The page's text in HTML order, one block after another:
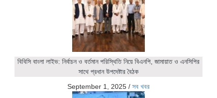
বিবিসি বাংলা লাইভ: নির্বাচন ও বর্তমান পরিস্থিতি নিয়ে বিএনপি, জামায়াত ও এনসিপির
সাথে প্রধান উপদেষ্টার বৈঠক
September 1, 2025 / সব খবর